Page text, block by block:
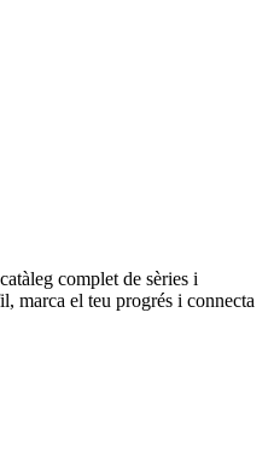
complet de sèries i
marca el teu progrés i connecta